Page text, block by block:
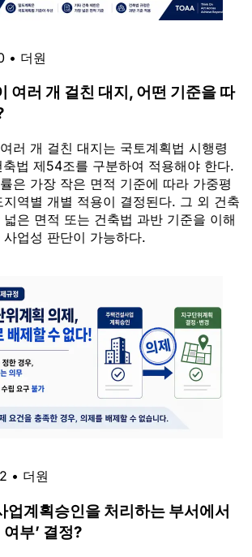
• 더원
여러 개 걸친 대지, 어떤 기준을 따
러 개 걸친 대지는 국토계획법 시행령
법 제54조를 구분하여 적용해야 한다.
은 가장 작은 면적 기준에 따라 가중평
지역별 개별 적용이 결정된다. 그 외 건축
넓은 면적 또는 건축법 과반 기준을 이해
업성 판단이 가능하다.
• 더원
업계획승인을 처리하는 부서에서
여부’ 결정?